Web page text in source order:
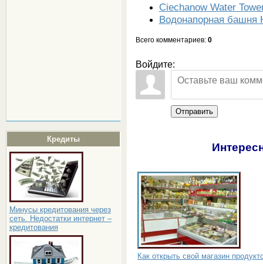
Кредиты
Минусы кредитования через
сеть. Недостатки интернет –
кредитования
Ciechanow Water
Водонапорная башня
Всего комментариев: 0
Войдите:
Отправить
Как открыть свой магазин